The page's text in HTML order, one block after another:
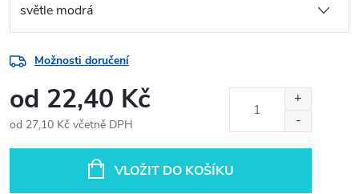
Možnosti doručení
od 22,40 Kč
od 27,10 Kč včetně DPH
VLOŽIT DO KOŠÍKU